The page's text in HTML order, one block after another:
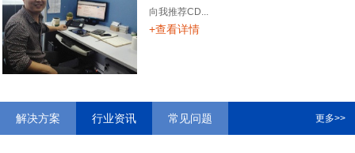
向我推荐CD...
+查看详情
解决方案 行业资讯 常见问题 更多>>